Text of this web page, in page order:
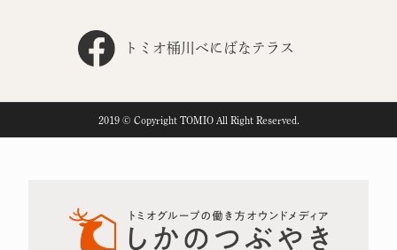
トミオ桶川べにばなテラス
2019 © Copyright TOMIO All Right Reserved.